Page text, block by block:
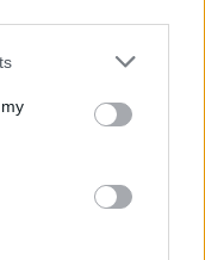
us to third parties
or more Google
including but
You may click to
third-party tags to
con un
e un forte